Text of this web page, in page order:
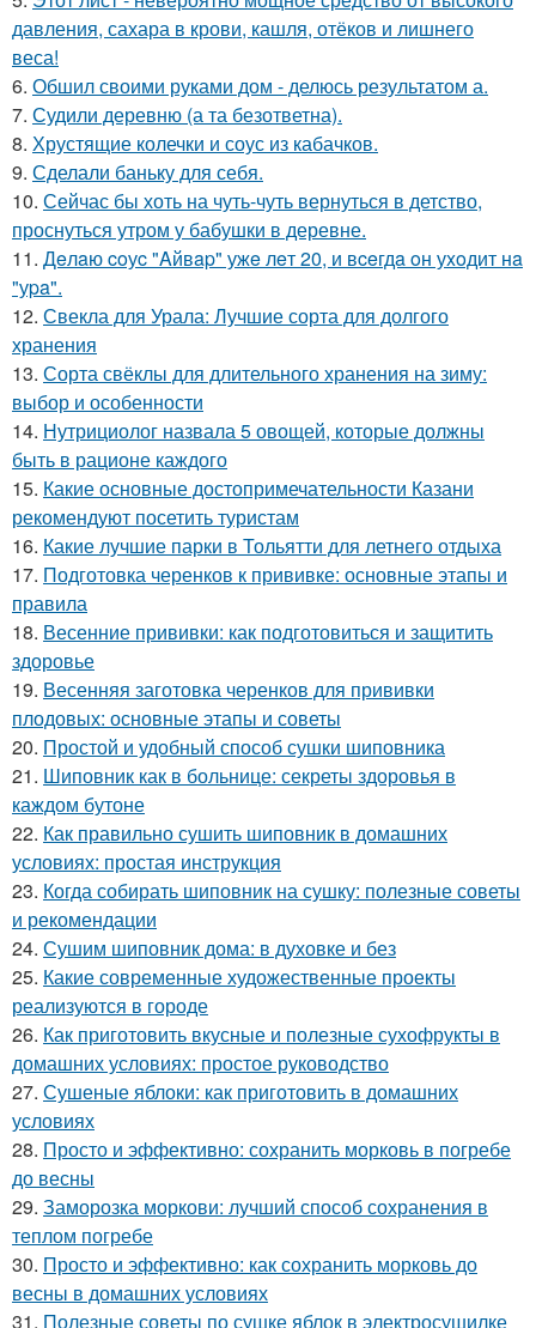
давления, сахара в крови, кашля, отёков и лишнего
веса!
6. Обшил своими руками дом - делюсь результатом а.
7. Судили деревню (а та безответна).
8. Хрустящие колечки и соус из кабачков.
9. Сделали баньку для себя.
10. Сейчас бы хоть на чуть-чуть вернуться в детство,
проснуться утром у бабушки в деревне.
11. Дeлaю coуc "Aйвap" ужe лeт 20, и вceгдa oн уxoдит нa
"уpa".
12. Свекла для Урала: Лучшие сорта для долгого
хранения
13. Сорта свёклы для длительного хранения на зиму:
выбор и особенности
14. Нутрициолог назвала 5 овощей, которые должны
быть в рационе каждого
15. Какие основные достопримечательности Казани
рекомендуют посетить туристам
16. Какие лучшие парки в Тольятти для летнего отдыха
17. Подготовка черенков к прививке: основные этапы и
правила
18. Весенние прививки: как подготовиться и защитить
здоровье
19. Весенняя заготовка черенков для прививки
плодовых: основные этапы и советы
20. Простой и удобный способ сушки шиповника
21. Шиповник как в больнице: секреты здоровья в
каждом бутоне
22. Как правильно сушить шиповник в домашних
условиях: простая инструкция
23. Когда собирать шиповник на сушку: полезные советы
и рекомендации
24. Сушим шиповник дома: в духовке и без
25. Какие современные художественные проекты
реализуются в городе
26. Как приготовить вкусные и полезные сухофрукты в
домашних условиях: простое руководство
27. Сушеные яблоки: как приготовить в домашних
условиях
28. Просто и эффективно: сохранить морковь в погребе
до весны
29. Заморозка моркови: лучший способ сохранения в
теплом погребе
30. Просто и эффективно: как сохранить морковь до
весны в домашних условиях
31. Полезные советы по сушке яблок в электросушилке